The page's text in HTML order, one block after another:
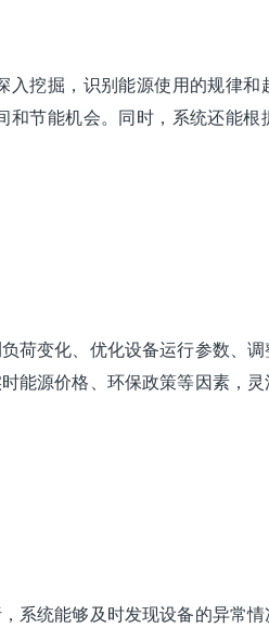
挖掘，识别能源使用的规律
节能机会。同时，系统还能
荷变化、优化设备运行参数、
能源价格、环保政策等因素，
系统能够及时发现设备的异常